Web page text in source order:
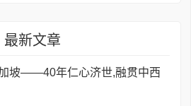
最新文章
坡——40年仁心济世,融贯中西